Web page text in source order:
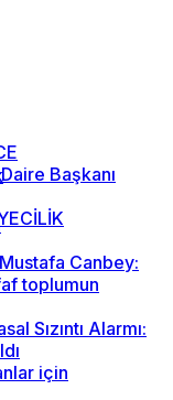
Başkanı
Canbey:
toplumun
Sızıntı Alarmı:
için